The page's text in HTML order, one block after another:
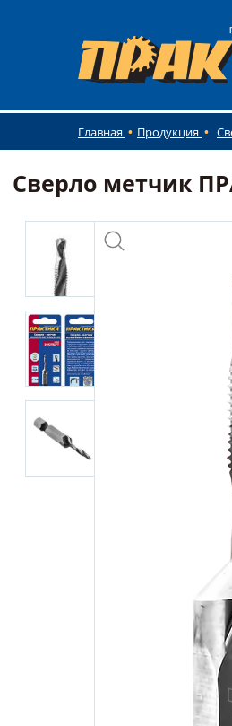
Главная Продукция
Сверло метчик